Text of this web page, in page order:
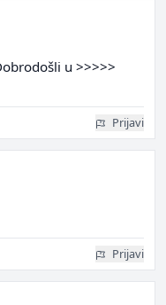
u >>>>>
Prijavi
Prijavi